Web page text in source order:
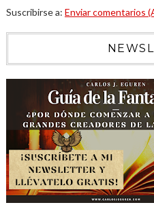
Suscribirse a: Enviar comentarios